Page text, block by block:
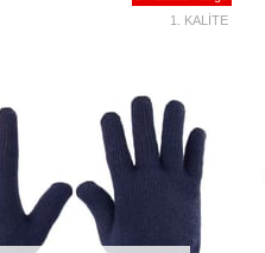
1. KALİTE